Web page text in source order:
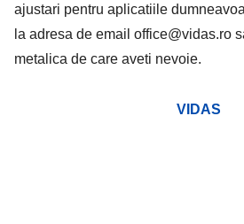
ajustari pentru aplicatiile
la adresa de email office@vidas.ro
metalica de care aveti nevoie.
VIDAS